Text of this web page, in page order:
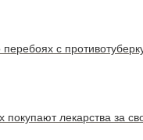
с
лекарства за